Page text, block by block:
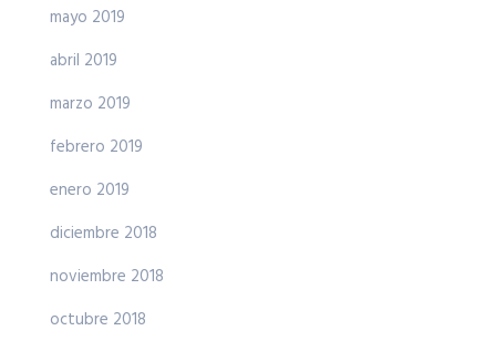
mayo 2019
abril 2019
marzo 2019
febrero 2019
enero 2019
diciembre 2018
noviembre 2018
octubre 2018